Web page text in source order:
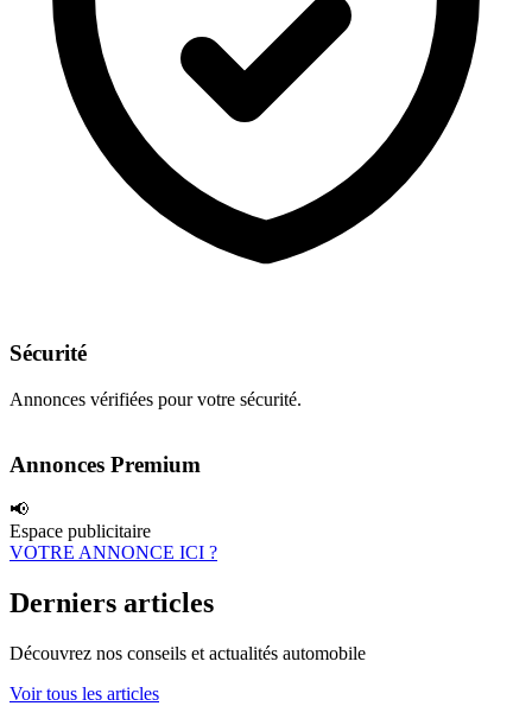
Sécurité
Annonces vérifiées pour votre sécurité.
Annonces Premium
📢
Espace publicitaire
VOTRE ANNONCE ICI ?
Derniers articles
Découvrez nos conseils et actualités automobile
Voir tous les articles